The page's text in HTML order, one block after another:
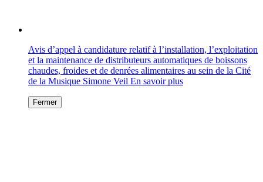
Avis d’appel à candidature relatif à l’installation, l’exploitation
et la maintenance de distributeurs automatiques de boissons
chaudes, froides et de denrées alimentaires au sein de la Cité
de la Musique Simone Veil En savoir plus
Fermer